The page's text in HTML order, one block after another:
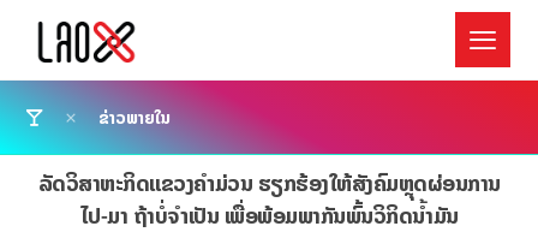
ຂ່າວພາຍໃນ
ລັດວິສາຫະກິດແຂວງຄຳມ່ວນ ຮຽກຮ້ອງໃຫ້ສັງຄົມຫຼຸດຜ່ອນການ
ໄປ-ມາ ຖ້າບໍ່ຈຳເປັນ ເພື່ອພ້ອມພາກັນພົ້ນວິກິດນ້ຳມັນ